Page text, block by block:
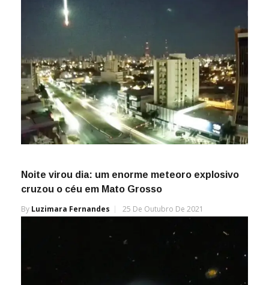
Noite virou dia: um enorme meteoro explosivo
cruzou o céu em Mato Grosso
By Luzimara Fernandes 25 De Outubro De 2021